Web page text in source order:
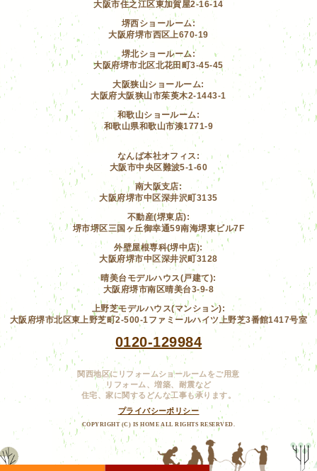
大阪市住之江区東加賀屋2-16-14
堺西ショールーム:
大阪府堺市西区上670-19
堺北ショールーム:
大阪府堺市北区北花田町3-45-45
大阪狭山ショールーム:
大阪府大阪狭山市茱萸木2-1443-1
和歌山ショールーム:
和歌山県和歌山市湊1771-9
なんば本社オフィス:
大阪市中央区難波5-1-60
南大阪支店:
大阪府堺市中区深井沢町3135
不動産(堺東店):
堺市堺区三国ヶ丘御幸通59南海堺東ビル7F
外壁屋根専科(堺中店):
大阪府堺市中区深井沢町3128
晴美台モデルハウス(戸建て):
大阪府堺市南区晴美台3-9-8
上野芝モデルハウス(マンション):
大阪府堺市北区東上野芝町2-500-1ファミールハイツ上野芝3番館1417号室
0120-129984
関西地区にリフォームショールームをご用意
リフォーム、増築、耐震など
住宅、家に関するどんな工事も承ります。
プライバシーポリシー
COPYRIGHT (C) IS HOME ALL RIGHTS RESERVED.